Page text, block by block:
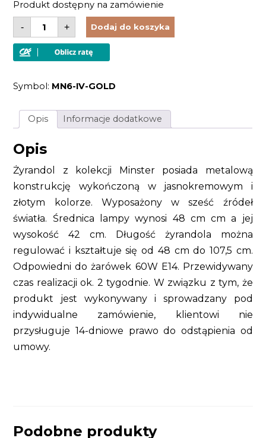
Produkt dostępny na zamówienie
-
ilość
Żyrandol
sześcioramienny
metaloplastyka
jasnokremowy
Vintage
+ Dodaj do koszyka
Symbol: MN6-IV-GOLD
Opis Informacje dodatkowe
Opis
Żyrandol z kolekcji Minster posiada metalową
konstrukcję wykończoną w jasnokremowym i
złotym kolorze. Wyposażony w sześć źródeł
światła. Średnica lampy wynosi 48 cm cm a jej
wysokość 42 cm. Długość żyrandola można
regulować i kształtuje się od 48 cm do 107,5 cm.
Odpowiedni do żarówek 60W E14. Przewidywany
czas realizacji ok. 2 tygodnie. W związku z tym, że
produkt jest wykonywany i sprowadzany pod
indywidualne zamówienie, klientowi nie
przysługuje 14-dniowe prawo do odstąpienia od
umowy.
Podobne produkty